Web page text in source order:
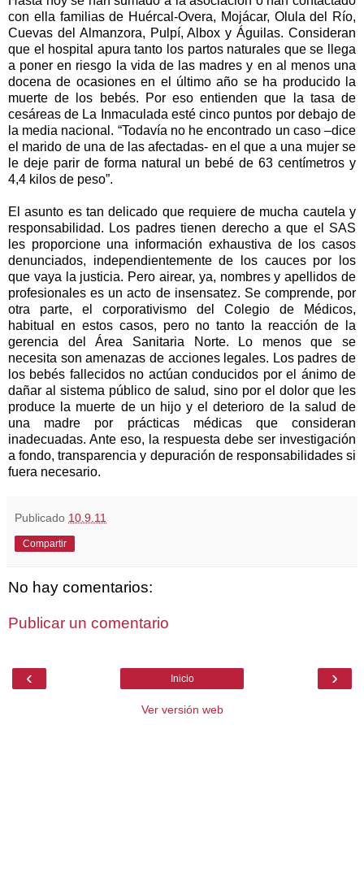
con ella familias de Huércal-Overa, Mojácar, Olula del Río,
Cuevas del Almanzora, Pulpí, Albox y Águilas. Consideran
que el hospital apura tanto los partos naturales que se llega
a poner en riesgo la vida de las madres y en al menos una
docena de ocasiones en el último año se ha producido la
muerte de los bebés. Por eso entienden que la tasa de
cesáreas de La Inmaculada esté cinco puntos por debajo de
la media nacional. “Todavía no he encontrado un caso –dice
el marido de una de las afectadas- en el que a una mujer se
le deje parir de forma natural un bebé de63 centímetros y
4,4 kilos de peso”.
El asunto es tan delicado que requiere de mucha cautela y
responsabilidad. Los padres tienen derecho a que el SAS
les proporcione una información exhaustiva de los casos
denunciados, independientemente de los cauces por los
que vaya la justicia. Pero airear, ya, nombres y apellidos de
profesionales es un acto de insensatez. Se comprende, por
otra parte, el corporativismo del Colegio de Médicos,
habitual en estos casos, pero no tanto la reacción de la
gerencia del Área Sanitaria Norte. Lo menos que se
necesita son amenazas de acciones legales. Los padres de
los bebés fallecidos no actúan conducidos por el ánimo de
dañar al sistema público de salud, sino por el dolor que les
produce la muerte de un hijo y el deterioro de la salud de
una madre por prácticas médicas que consideran
inadecuadas. Ante eso, la respuesta debe ser investigación
a fondo, transparencia y depuración de responsabilidades si
fuera necesario.
Publicado 10.9.11
Compartir
No hay comentarios:
Publicar un comentario
‹ ›
Inicio
Ver versión web